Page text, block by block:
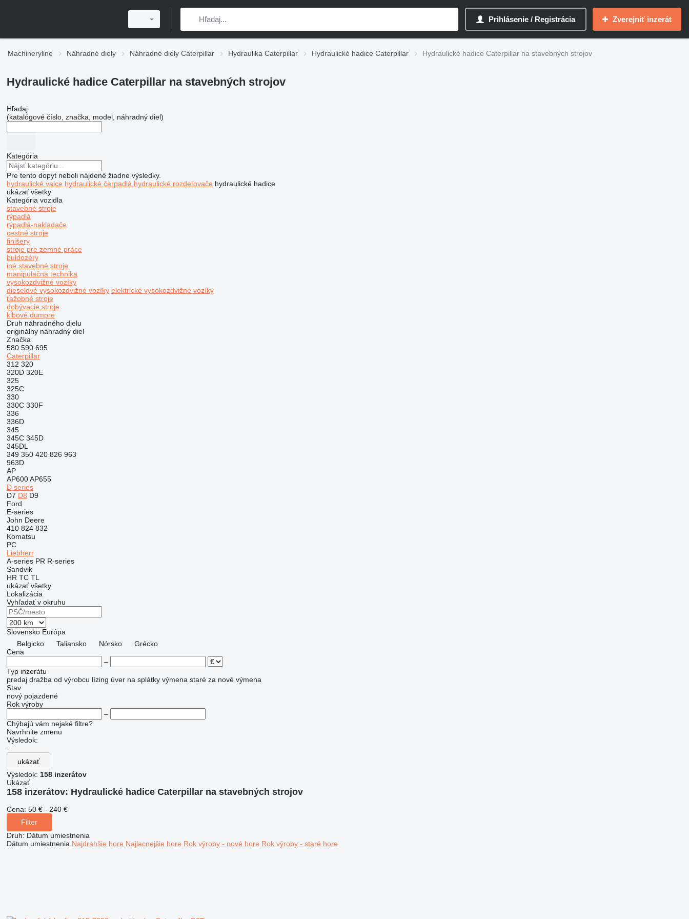
Prihlásenie / Registrácia Zverejniť inzerát
Machineryline Náhradné diely Náhradné diely Caterpillar Hydraulika Caterpillar Hydraulické hadice Caterpillar Hydraulické hadice Caterpillar na stavebných strojov
Hydraulické hadice Caterpillar na stavebných strojov
Hľadaj
(katalógové číslo, značka, model, náhradný diel)
Kategória
Pre tento dopyt neboli nájdené žiadne výsledky.
hydraulické valce hydraulické čerpadlá hydraulické rozdeľovače hydraulické hadice
ukázať všetky
Kategória vozidla
stavebné stroje
rýpadlá
rýpadlá-nakladače
cestné stroje
finišery
stroje pre zemné práce
buldozéry
iné stavebné stroje
manipulačna technika
vysokozdvižné vozíky
dieselové vysokozdvižné vozíky elektrické vysokozdvižné vozíky
ťažobné stroje
dobývacie stroje
kĺbové dumpre
Druh náhradného dielu
originálny náhradný diel
Značka
580 590 695
Caterpillar
312 320
320D 320E
325
325C
330
330C 330F
336
336D
345
345C 345D
345DL
349 350 420 826 963
963D
AP
AP600 AP655
D series
D7 D8 D9
Ford
E-series
John Deere
410 824 832
Komatsu
PC
Liebherr
A-series PR R-series
Sandvik
HR TC TL
ukázať všetky
Lokalizácia
Vyhľadať v okruhu
Slovensko Európa
Belgicko
Taliansko Nórsko
Grécko
Cena
–
Typ inzerátu
predaj dražba od výrobcu lízing úver na splátky výmena staré za nové výmena
Stav
nový pojazdené
Rok výroby
–
Chýbajú vám nejaké filtre?
Navrhnite zmenu
Výsledok:
-
ukázať
Výsledok: 158 inzerátov
Ukázať
158 inzerátov: Hydraulické hadice Caterpillar na stavebných strojov
Cena: 50 € - 240 €
Filter
Druh: Dátum umiestnenia
Dátum umiestnenia Najdrahšie hore Najlacnejšie hore Rok výroby - nové hore Rok výroby - staré hore